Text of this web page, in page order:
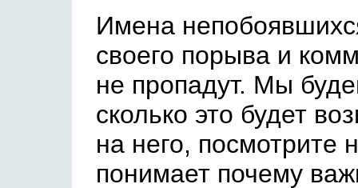
Имена
своего порыва и
не пропадут. Мы
сколько это будет
на него, посмотрите
понимает почему